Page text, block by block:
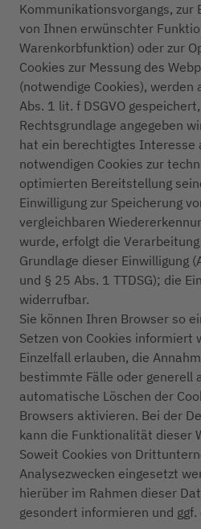
Kommunikationsvorgangs,
von Ihnen erwünschter
Warenkorbfunktion) oder zur
Cookies zur Messung des
(notwendige Cookies), werden
Abs. 1 lit. f DSGVO
Rechtsgrundlage angegeben
hat ein berechtigtes Interesse
notwendigen Cookies zur
optimierten Bereitstellung
Einwilligung zur Speicherung
vergleichbaren
wurde, erfolgt die
Grundlage dieser Einwilligung
und § 25 Abs. 1 TTDSG); die
widerrufbar.
Sie können Ihren Browser so
Setzen von Cookies informiert
Einzelfall erlauben, die
bestimmte Fälle oder generell
automatische Löschen der
Browsers aktivieren. Bei der
kann die Funktionalität dieser
Soweit Cookies von
Analysezwecken eingesetzt
hierüber im Rahmen dieser
gesondert informieren und